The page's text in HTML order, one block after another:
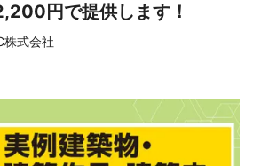
円で提供します！
株式会社